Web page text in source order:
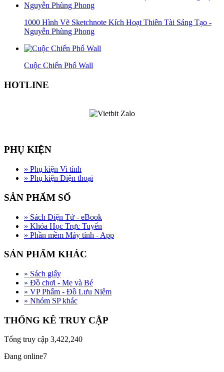
1000 Hình Vẽ Sketchnote Kích Hoạt Thiên Tài Sáng Tạo -
Nguyễn Phùng Phong
Cuộc Chiến Phố Wall
HOTLINE
PHỤ KIỆN
» Phụ kiện Vi tính
» Phụ kiện Điện thoại
SẢN PHẨM SỐ
» Sách Điện Tử - eBook
» Khóa Học Trực Tuyến
» Phần mềm Máy tính - App
SẢN PHẨM KHÁC
» Sách giấy
» Đồ chơi - Mẹ và Bé
» VP Phẩm - Đồ Lưu Niệm
» Nhóm SP khác
THỐNG KÊ TRUY CẬP
Tổng truy cập 3,422,240
Đang online7